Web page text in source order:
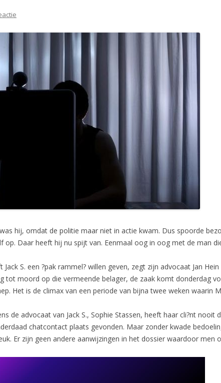
hij, omdat de politie maar niet in actie kwam. Dus spoorde
op. Daar heeft hij nu spijt van. Eenmaal oog in oog met de man
Jack S. een ?pak rammel? willen geven, zegt zijn advocaat Jan
tot moord op die vermeende belager, de zaak komt donderdag
Het is de climax van een periode van bijna twee weken waarin
de advocaat van Jack S., Sophie Stassen, heeft haar cli?nt
chatcontact plaats gevonden. Maar zonder kwade
Er zijn geen andere aanwijzingen in het dossier waardoor men